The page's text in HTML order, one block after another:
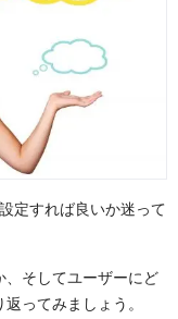
定すれば良いか迷って
、そしてユーザーにど
ってみましょう。